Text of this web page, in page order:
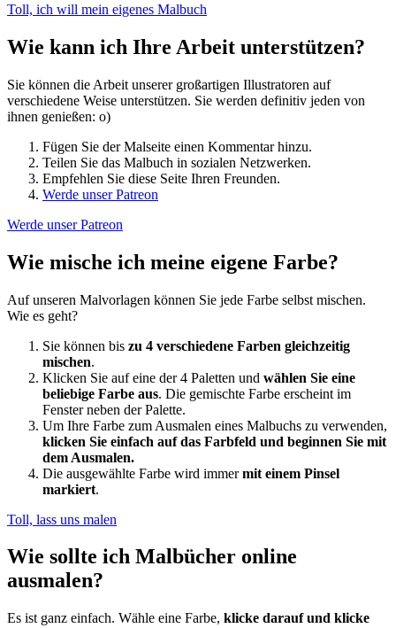
Toll, ich will mein eigenes Malbuch
Wie kann ich Ihre Arbeit unterstützen?
Sie können die Arbeit unserer großartigen Illustratoren auf
verschiedene Weise unterstützen. Sie werden definitiv jeden von
ihnen genießen: o)
Fügen Sie der Malseite einen Kommentar hinzu.
Teilen Sie das Malbuch in sozialen Netzwerken.
Empfehlen Sie diese Seite Ihren Freunden.
Werde unser Patreon
Werde unser Patreon
Wie mische ich meine eigene Farbe?
Auf unseren Malvorlagen können Sie jede Farbe selbst mischen.
Wie es geht?
Sie können bis zu 4 verschiedene Farben gleichzeitig
mischen.
Klicken Sie auf eine der 4 Paletten und wählen Sie eine
beliebige Farbe aus. Die gemischte Farbe erscheint im
Fenster neben der Palette.
Um Ihre Farbe zum Ausmalen eines Malbuchs zu verwenden,
klicken Sie einfach auf das Farbfeld und beginnen Sie mit
dem Ausmalen.
Die ausgewählte Farbe wird immermit einem Pinsel
markiert.
Toll, lass uns malen
Wie sollte ich Malbücher online
ausmalen?
Es ist ganz einfach. Wähle eine Farbe, klicke darauf und klicke